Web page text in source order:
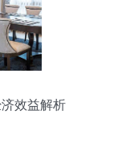
效益解析